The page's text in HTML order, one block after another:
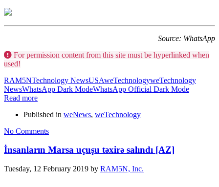
Source: WhatsApp
For permission content from this site must be hyperlinked when
used!
RAM5NTechnology NewsUSAweTechnologyweTechnology
NewsWhatsApp Dark ModeWhatsApp Official Dark Mode
Read more
Published in weNews, weTechnology
No Comments
İnsanların Marsa uçuşu təxirə salındı [AZ]
Tuesday, 12 February 2019 by RAM5N, Inc.